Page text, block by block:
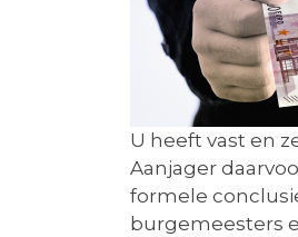
U heeft vast en
Aanjager
formele
burgemeesters